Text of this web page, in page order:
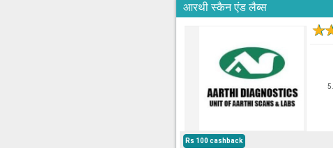
आरथी स्कैन एंड लैब्स
★
Rs 100 cashback